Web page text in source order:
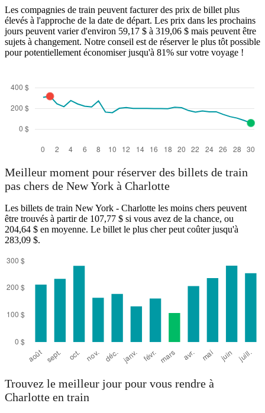
Les compagnies de train peuvent facturer des prix de billet plus
élevés à l'approche de la date de départ. Les prix dans les prochains
jours peuvent varier d'environ 59,17 $ à 319,06 $ mais peuvent être
sujets à changement. Notre conseil est de réserver le plus tôt possible
pour potentiellement économiser jusqu'à 81% sur votre voyage !
Meilleur moment pour réserver des billets de train
pas chers de New York à Charlotte
Les billets de train New York - Charlotte les moins chers peuvent
être trouvés à partir de 107,77 $ si vous avez de la chance, ou
204,64 $ en moyenne. Le billet le plus cher peut coûter jusqu'à
283,09 $.
Trouvez le meilleur jour pour vous rendre à
Charlotte en train